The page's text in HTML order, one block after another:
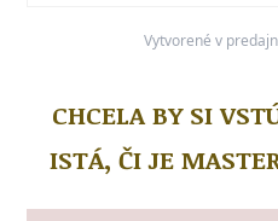
Vytvorené v
CHCELA BY SI
ISTÁ, ČI JE